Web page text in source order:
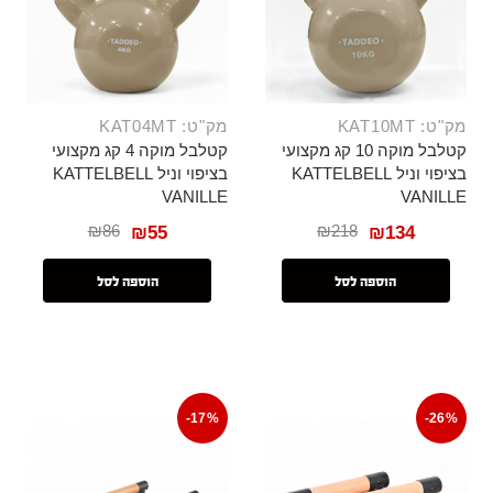
מק"ט: KAT10MT
קטלבל מוקה 10 קג מקצועי
בציפוי וניל KATTELBELL
VANILLE
₪218 ₪134
הוספה לסל
מק"ט: KAT04MT
קטלבל מוקה 4 קג מקצועי
בציפוי וניל KATTELBELL
VANILLE
₪86 ₪55
הוספה לסל
-26%
-17%